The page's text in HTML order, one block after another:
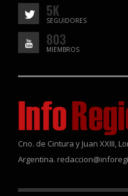
5K
SEGUIDORES
803
MIEMBROS
Cno. de Cintura y Juan XXIII,
Argentina.